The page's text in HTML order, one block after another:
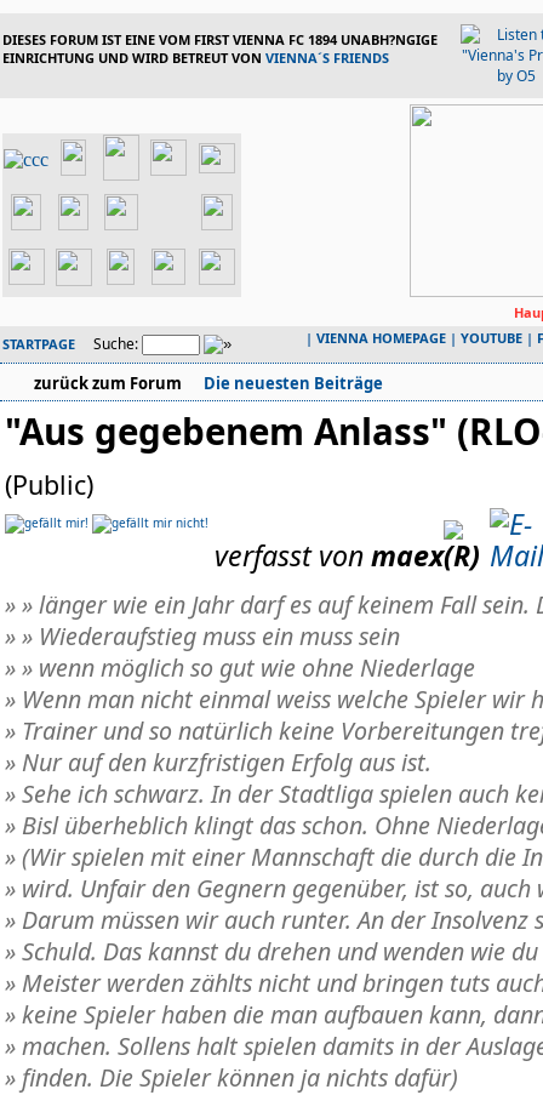
DIESES FORUM IST EINE VOM FIRST VIENNA FC 1894 UNABH?NGIGE
EINRICHTUNG UND WIRD BETREUT VON VIENNA´S FRIENDS
STARTPAGE
Suche: | VIENNA HOMEPAGE | YOUTUBE |
zurück zum Forum Die neuesten Beiträge
"Aus gegebenem Anlass"
(Public)
verfasst vonmaex
» » länger wie ein Jahr darf es auf keinem Fall sein.
» » Wiederaufstieg muss ein muss sein
» » wenn möglich so gut wie ohne Niederlage
» Wenn man nicht einmal weiss welche Spieler wir
» Trainer und so natürlich keine Vorbereitungen
» Nur auf den kurzfristigen Erfolg aus ist.
» Sehe ich schwarz. In der Stadtliga spielen auch
» Bisl überheblich klingt das schon. Ohne
» (Wir spielen mit einer Mannschaft die durch die
» wird. Unfair den Gegnern gegenüber, ist so,
» Darum müssen wir auch runter. An der Insolvenz
» Schuld. Das kannst du drehen und wenden wie
» Meister werden zählts nicht und bringen tuts
» keine Spieler haben die man aufbauen kann,
» machen. Sollens halt spielen damits in der
» finden. Die Spieler können ja nichts dafür)